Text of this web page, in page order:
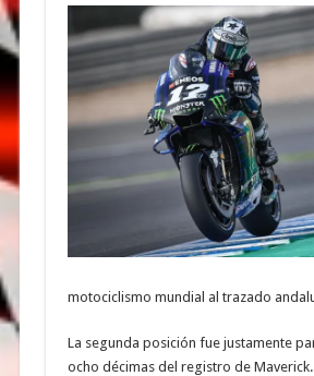
motociclismo mundial al trazado
La segunda posición fue justamente
ocho décimas del registro de